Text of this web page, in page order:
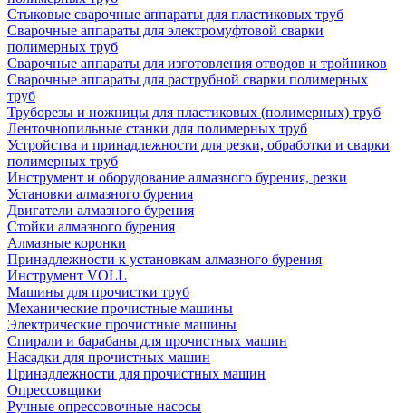
Стыковые сварочные аппараты для пластиковых труб
Сварочные аппараты для электромуфтовой сварки
полимерных труб
Сварочные аппараты для изготовления отводов и тройников
Сварочные аппараты для раструбной сварки полимерных
труб
Труборезы и ножницы для пластиковых (полимерных) труб
Ленточнопильные станки для полимерных труб
Устройства и принадлежности для резки, обработки и сварки
полимерных труб
Инструмент и оборудование алмазного бурения, резки
Установки алмазного бурения
Двигатели алмазного бурения
Стойки алмазного бурения
Алмазные коронки
Принадлежности к установкам алмазного бурения
Инструмент VOLL
Машины для прочистки труб
Механические прочистные машины
Электрические прочистные машины
Спирали и барабаны для прочистных машин
Насадки для прочистных машин
Принадлежности для прочистных машин
Опрессовщики
Ручные опрессовочные насосы